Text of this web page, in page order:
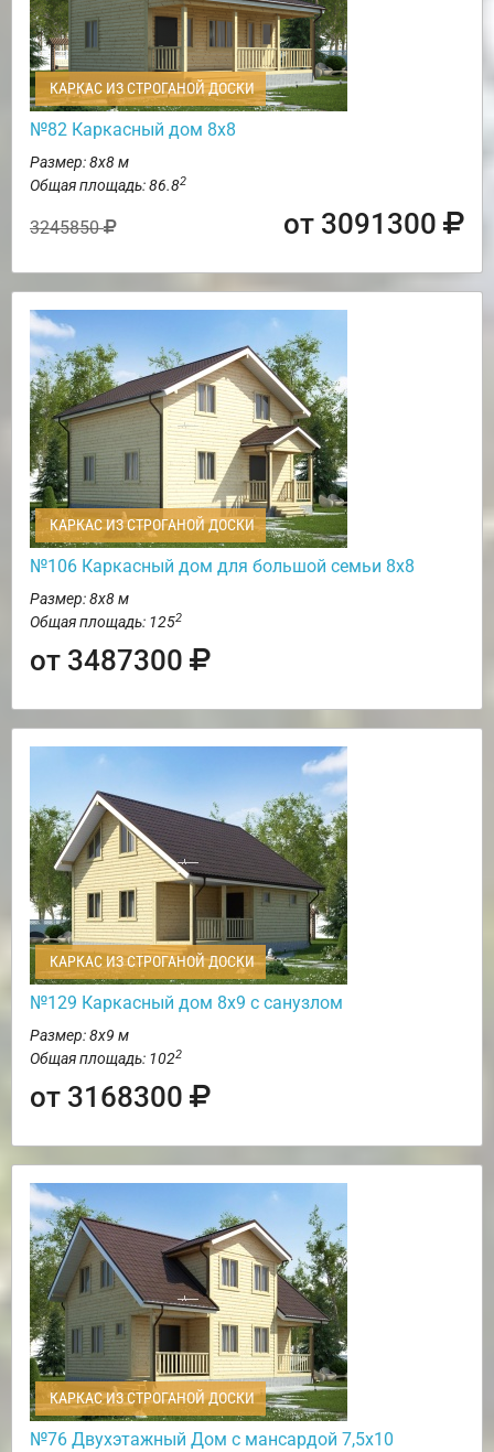
КАРКАС ИЗ СТРОГАНОЙ ДОСКИ
№82 Каркасный дом 8х8
Размер: 8х8 м
Общая площадь: 86.82
3245850 от 3091300
КАРКАС ИЗ СТРОГАНОЙ ДОСКИ
№106 Каркасный дом для большой семьи 8х8
Размер: 8х8 м
Общая площадь: 1252
от 3487300
КАРКАС ИЗ СТРОГАНОЙ ДОСКИ
№129 Каркасный дом 8х9 с санузлом
Размер: 8х9 м
Общая площадь: 1022
от 3168300
КАРКАС ИЗ СТРОГАНОЙ ДОСКИ
№76 Двухэтажный Дом с мансардой 7,5х10